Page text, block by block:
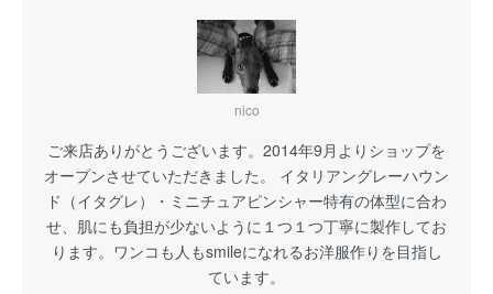
nico
ご来店ありがとうございます。2014年9月よりショップを
オープンさせていただきました。 イタリアングレーハウン
ド（イタグレ）・ミニチュアピンシャー特有の体型に合わ
せ、肌にも負担が少ないように１つ１つ丁寧に製作してお
ります。ワンコも人もsmileになれるお洋服作りを目指し
ています。